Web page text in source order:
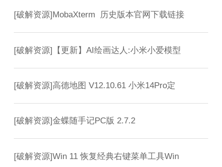
[破解资源] MobaXterm 历史版本官网下载链接
[破解资源] 【更新】AI绘画达人:小米小爱模型
[破解资源]高德地图 V12.10.61 小米14Pro定
[破解资源]金蝶随手记PC版 2.7.2
[破解资源]Win 11 恢复经典右键菜单工具Win